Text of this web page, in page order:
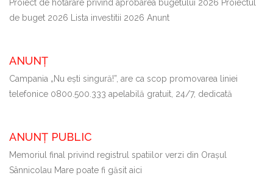
Proiect de hotarare privind aprobarea bugetului 2026 Proiectul
de buget 2026 Lista investitii 2026 Anunt
ANUNȚ
Campania „Nu ești singură!”, are ca scop promovarea liniei
telefonice 0800.500.333 apelabilă gratuit, 24/7, dedicată
ANUNȚ PUBLIC
Memoriul final privind registrul spatiilor verzi din Orașul
Sânnicolau Mare poate fi găsit aici